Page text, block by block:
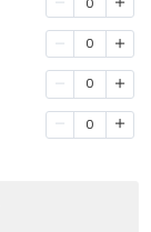
0
0
0